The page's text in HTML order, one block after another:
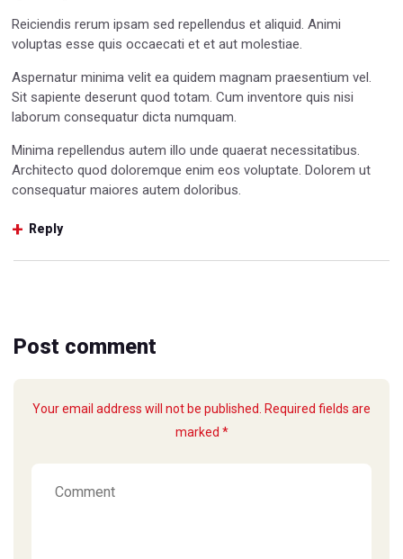
Reiciendis rerum ipsam sed repellendus et aliquid. Animi
voluptas esse quis occaecati et et aut molestiae.
Aspernatur minima velit ea quidem magnam praesentium vel.
Sit sapiente deserunt quod totam. Cum inventore quis nisi
laborum consequatur dicta numquam.
Minima repellendus autem illo unde quaerat necessitatibus.
Architecto quod doloremque enim eos voluptate. Dolorem ut
consequatur maiores autem doloribus.
Reply
Post comment
Your email address will not be published. Required fields are
marked *